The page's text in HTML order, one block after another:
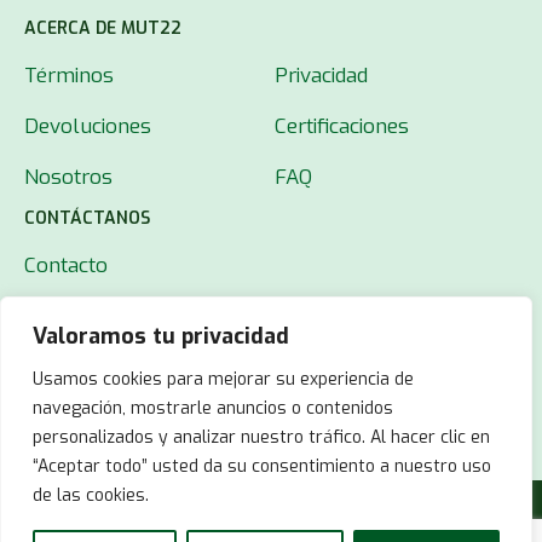
Valoramos tu privacidad
Usamos cookies para mejorar su experiencia de
navegación, mostrarle anuncios o contenidos
personalizados y analizar nuestro tráfico. Al hacer clic en
“Aceptar todo” usted da su consentimiento a nuestro uso
de las cookies.
ACERCA DE MUT22
Términos
Privacidad
Devoluciones
Certificaciones
Nosotros
FAQ
CONTÁCTANOS
Contacto